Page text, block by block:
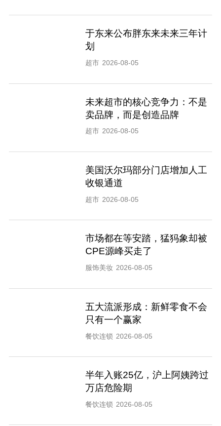
于东来公布胖东来未来三年计
划
超市 2026-08-05
未来超市的核心竞争力：不是
卖品牌，而是创造品牌
超市 2026-08-05
美国沃尔玛部分门店增加人工
收银通道
超市 2026-08-05
市场都在等安踏，猛犸象却被
CPE源峰买走了
服饰美妆 2026-08-05
五大流派形成：新鲜零食不会
只有一个赢家
餐饮连锁 2026-08-05
半年入账25亿，沪上阿姨跨过
万店危险期
餐饮连锁 2026-08-05